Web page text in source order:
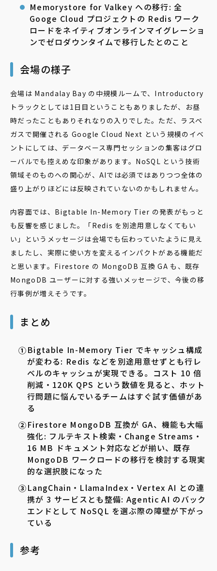
Memorystore for Valkey への移行: 全
Googe Cloud プロジェクトの Redis ワーク
ロードをネイティブオンラインマイグレーショ
ンでゼロダウンタイムで移行したとのこと
会場の様子
会場は Mandalay Bay の中規模ルームで、Introductory
トラックとしては1日目ということもありましたが、お昼
時だったこともありそれなりの入りでした。ただ、ラスベ
ガスで開催される Google Cloud Next という規模のイベ
ントにしては、データベース専門セッションの集客はグロ
ーバルでも控えめな印象があります。NoSQL という技術
領域そのものへの関心が、AIでは必須ではありつつ全体の
盛り上がりほどには反映されていないのかもしれません。
内容面では、Bigtable In-Memory Tier の発表がもっと
も反響を感じました。「Redis を別途用意しなくてもい
い」というメッセージは会場でも伝わっていたように見え
ましたし、実際に使い方を変えるインパクトがある機能だ
と思います。Firestore の MongoDB 互換 GA も、既存
MongoDB ユーザーに対する強いメッセージで、今後の移
行事例が増えそうです。
まとめ
Bigtable In-Memory Tier でキャッシュ構成
が変わる: Redis などを別途用意せずとも行レ
ベルのキャッシュが実現できる。コスト 10 倍
削減・120K QPS という数値を見ると、ホット
行問題に悩んでいるチームはすぐ試す価値があ
る
Firestore MongoDB 互換が GA、機能も大幅
強化: フルテキスト検索・Change Streams・
16 MB ドキュメント対応などが揃い、既存
MongoDB ワークロードの移行を検討する現実
的な選択肢になった
LangChain・LlamaIndex・Vertex AI との連
携が 3 サービスとも整備: Agentic AI のバック
エンドとして NoSQL を選ぶ際の障壁が下がっ
ている
参考